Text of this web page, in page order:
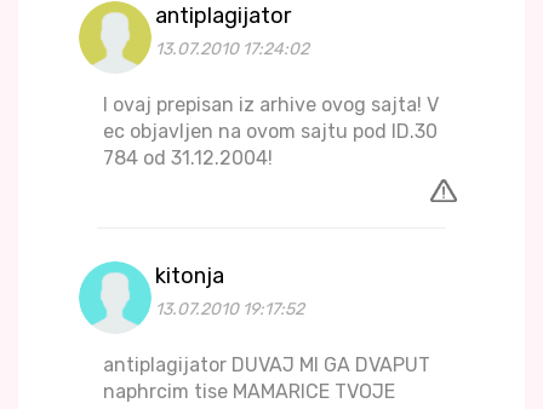
antiplagijator
13.07.2010 17:24:02
I ovaj prepisan iz arhive ovog sajta! V
ec objavljen na ovom sajtu pod ID.30
784 od 31.12.2004!
kitonja
13.07.2010 19:17:52
antiplagijator DUVAJ MI GA DVAPUT
naphrcim tise MAMARICE TVOJE